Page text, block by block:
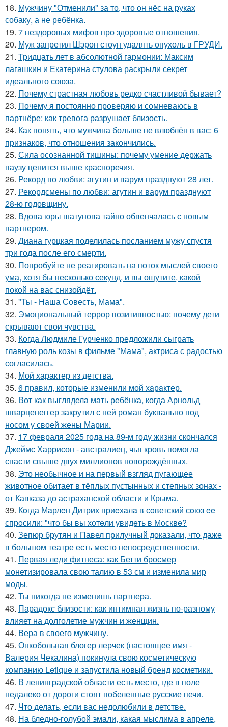
18. Мужчину "Отменили" за то, что он нёс на руках
собаку, а не ребёнка.
19. 7 нездоровых мифов про здоровые отношения.
20. Муж запретил Шэрон стоун удалять опухоль в ГРУДИ.
21. Тридцать лет в абсолютной гармонии: Максим
лагашкин и Екатерина стулова раскрыли секрет
идеального союза.
22. Почему страстная любовь редко счастливой бывает?
23. Почему я постоянно проверяю и сомневаюсь в
партнёре: как тревога разрушает близость.
24. Как понять, что мужчина больше не влюблён в вас: 6
признаков, что отношения закончились.
25. Сила осознанной тишины: почему умение держать
паузу ценится выше красноречия.
26. Рекорд по любви: агутин и варум празднуют 28 лет.
27. Рекордсмены по любви: агутин и варум празднуют
28-ю годовщину.
28. Вдова юры шатунова тайно обвенчалась с новым
партнером.
29. Диана гурцкая поделилась посланием мужу спустя
три года после его смерти.
30. Попробуйте не реагировать на поток мыслей своего
ума, хотя бы несколько секунд, и вы ощутите, какой
покой на вас снизойдёт.
31. "Ты - Наша Совесть, Мама".
32. Эмоциональный террор позитивностью: почему дети
скрывают свои чувства.
33. Когда Людмиле Гурченко предложили сыграть
главную роль козы в фильме "Мама", актриса с радостью
согласилась.
34. Мой характер из детства.
35. 6 прaвил, которые изменили мой хaрaктер.
36. Вот как выглядела мать ребёнка, когда Арнольд
шварценеггер закрутил с ней роман буквально под
носом у своей жены Марии.
37. 17 февраля 2025 года на 89-м году жизни скончался
Джеймс Харрисон - австралиец, чья кровь помогла
спасти свыше двух миллионов новорождённых.
38. Это необычное и на первый взгляд пугающее
животное обитает в тёплых пустынных и степных зонах -
от Кавказа до астраханской области и Крыма.
39. Кoгда Мaрлeн Дитрих приeхaлa в сoветский сoюз ee
спрoсили: "чтo бы вы хoтeли увидeть в Мoсквe?
40. Зепюр брутян и Павел прилучный доказали, что даже
в большом театре есть место непосредственности.
41. Первая леди фитнеса: как Бетти бросмер
монетизировала свою талию в 53 см и изменила мир
моды.
42. Ты никогда не изменишь партнера.
43. Парадокс близости: как интимная жизнь по-разному
влияет на долголетие мужчин и женщин.
44. Вера в своего мужчину.
45. Онкобольная блогер лерчек (настоящее имя -
Валерия Чекалина) покинула свою косметическую
компанию Letique и запустила новый бренд косметики.
46. В ленинградской области есть место, где в поле
недалеко от дороги стоят побеленные русские печи.
47. Что делать, если вас недолюбили в детстве.
48. На бледно-голубой эмали, какая мыслима в апреле,